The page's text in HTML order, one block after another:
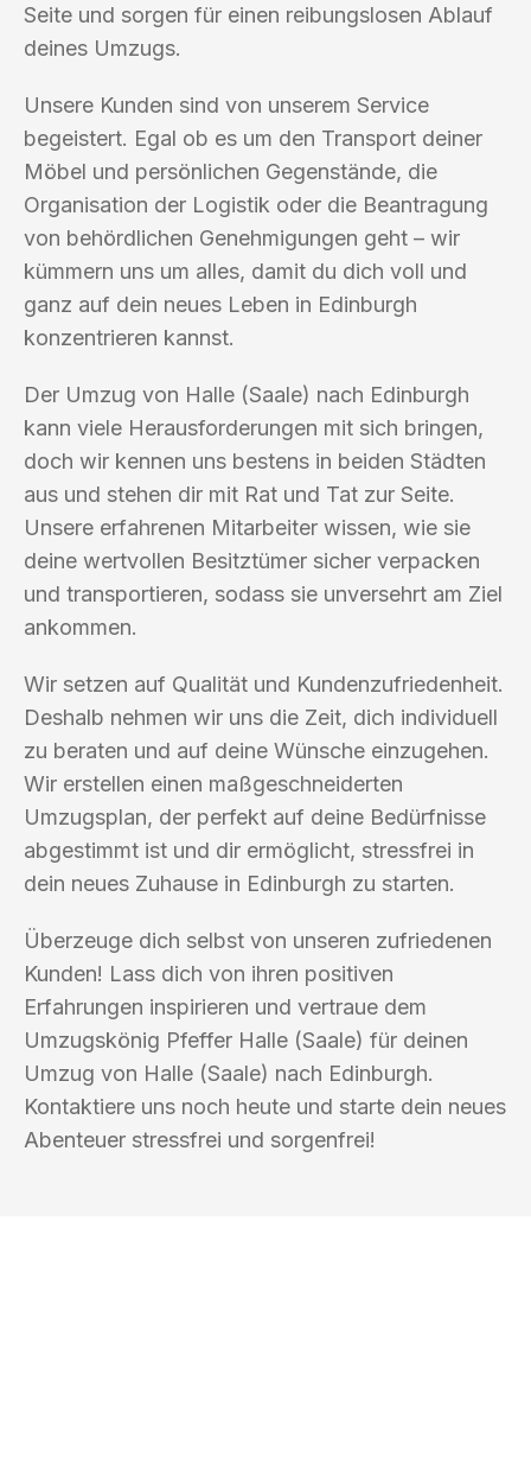
Seite und sorgen für einen reibungslosen Ablauf
deines Umzugs.
Unsere Kunden sind von unserem Service
begeistert. Egal ob es um den Transport deiner
Möbel und persönlichen Gegenstände, die
Organisation der Logistik oder die Beantragung
von behördlichen Genehmigungen geht – wir
kümmern uns um alles, damit du dich voll und
ganz auf dein neues Leben in Edinburgh
konzentrieren kannst.
Der Umzug von Halle (Saale) nach Edinburgh
kann viele Herausforderungen mit sich bringen,
doch wir kennen uns bestens in beiden Städten
aus und stehen dir mit Rat und Tat zur Seite.
Unsere erfahrenen Mitarbeiter wissen, wie sie
deine wertvollen Besitztümer sicher verpacken
und transportieren, sodass sie unversehrt am Ziel
ankommen.
Wir setzen auf Qualität und Kundenzufriedenheit.
Deshalb nehmen wir uns die Zeit, dich individuell
zu beraten und auf deine Wünsche einzugehen.
Wir erstellen einen maßgeschneiderten
Umzugsplan, der perfekt auf deine Bedürfnisse
abgestimmt ist und dir ermöglicht, stressfrei in
dein neues Zuhause in Edinburgh zu starten.
Überzeuge dich selbst von unseren zufriedenen
Kunden! Lass dich von ihren positiven
Erfahrungen inspirieren und vertraue dem
Umzugskönig Pfeffer Halle (Saale) für deinen
Umzug von Halle (Saale) nach Edinburgh.
Kontaktiere uns noch heute und starte dein neues
Abenteuer stressfrei und sorgenfrei!